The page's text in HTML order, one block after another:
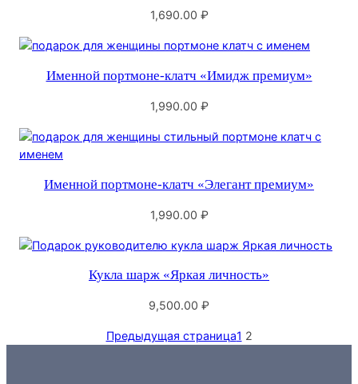
1,690.00 ₽
Именной портмоне-клатч «Имидж премиум»
1,990.00 ₽
Именной портмоне-клатч «Элегант премиум»
1,990.00 ₽
Кукла шарж «Яркая личность»
9,500.00 ₽
Предыдущая страница1 2